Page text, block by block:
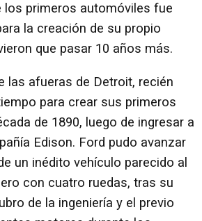
los primeros automóviles fue
la creación de su propio
que pasar 10 años más.
las afueras de Detroit, recién
para crear sus primeros
de 1890, luego de ingresar a
Edison. Ford pudo avanzar
un inédito vehículo parecido al
con cuatro ruedas, tras su
de la ingeniería y el previo